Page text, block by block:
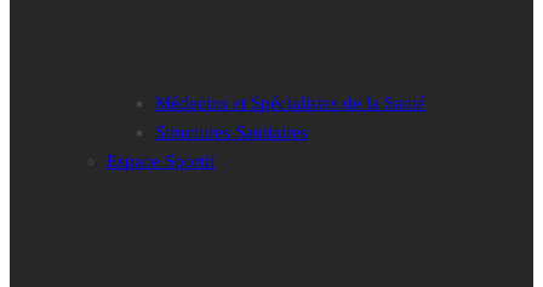
Médecins et Spécialistes de la Santé
Structures Sanitaires
Espace Sportif